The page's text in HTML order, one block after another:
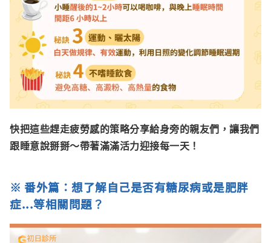
快把這些趕走疲勞感的策略分享給身旁的親友們，讓我們
跟睡意說掰掰～帶著滿滿活力迎接每一天！
※ 番外篇：想了解自己是否有糖尿病或是肥胖
症...等相關問題？